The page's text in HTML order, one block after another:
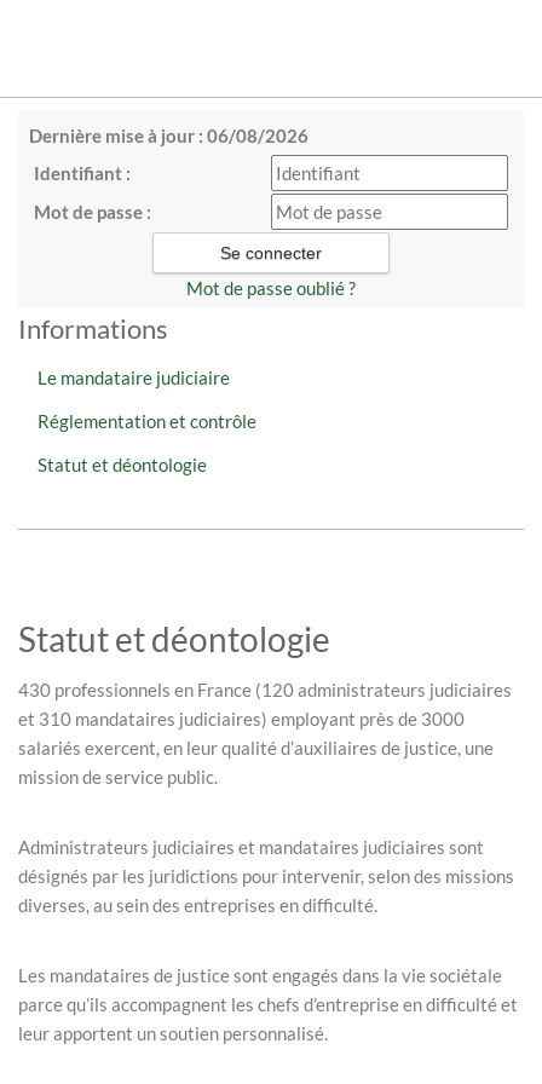
Dernière mise à jour : 06/08/2026
Identifiant :
Mot de passe :
Mot de passe oublié ?
Informations
Le mandataire judiciaire
Réglementation et contrôle
Statut et déontologie
Statut et déontologie
430 professionnels en France (120 administrateurs judiciaires
et 310 mandataires judiciaires) employant près de 3000
salariés exercent, en leur qualité d’auxiliaires de justice, une
mission de service public.
Administrateurs judiciaires et mandataires judiciaires sont
désignés par les juridictions pour intervenir, selon des missions
diverses, au sein des entreprises en difficulté.
Les mandataires de justice sont engagés dans la vie sociétale
parce qu’ils accompagnent les chefs d’entreprise en difficulté et
leur apportent un soutien personnalisé.